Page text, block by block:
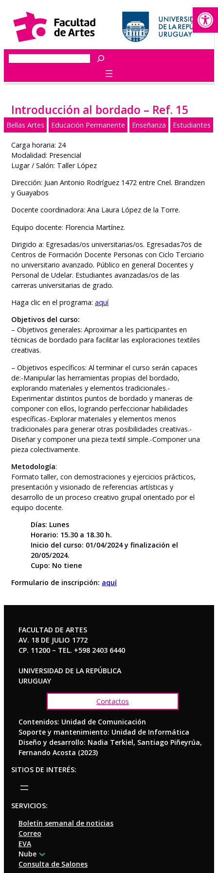
contenido
Buscar
Introducción al bordado – Ref. 15
Bellas Artes Educación Permanente Enseñanza Estudiantes
Carga horaria: 24
Modalidad: Presencial
Lugar / Salón: Taller López
Dirección: Juan Antonio Rodríguez 1472 entre Cnel. Brandzen
y Guayabos
Docente coordinadora: Ana Laura López de la Torre.
Equipo docente: Florencia Martínez.
Dirigido a: Egresadas/os universitarias/os. Egresadas7os de
Centros de Formación Docente Personas con Ciclo Terciario
no universitario avanzado. Público en general Docentes y
Personal de Udelar. Estudiantes avanzadas/os de las
carreras universitarias de grado.
Haga clic en el programa: aquí
Objetivos del curso:
– Objetivos generales: Aproximar a les participantes en
técnicas de bordado para facilitar las exploraciones textiles
creativas.
– Objetivos específicos: Al terminar el curso serán capaces
de:-Manipular las herramientas propias del bordado,
explorando materiales y elementos tradicionales.-
Experimentar distintos puntos de bordado y maneras de
componer con ellos, logrando perfeccionar habilidades
específicas.-Explorar materiales y elementos menos
tradicionales para generar otras posibilidades creativas.-
Diseñar y componer una pieza textil simple.-Componer una
pieza colectivamente.
Metodología:
Formato taller, con demostraciones y ejercicios prácticos,
presentación y visionado de referencias artísticas y
desarrollo de un proceso creativo grupal orientado por el
equipo docente.
Días: Lunes
Horario: 15.30 a 18.30 h.
Inicio del curso: 01/04/2024 y finalización el
20/05/2024.
Cupo: No tiene
Formulario de inscripción: aquí
FACULTAD DE ARTES
AV. 18 DE JULIO 1772
CP. 11200 – TEL. +598 2403 6440
UNIVERSIDAD DE LA REPÚBLICA
URUGUAY
Contactos
Contenidos: Unidad de Comunicación
Soporte y mantenimiento: Unidad de Informática
Diseño y desarrollo: Nadia Terkiel, Santiago Piñeyrúa,
Fernando Acosta (2023)
SITIOS DE INTERÉS:
SERVICIOS:
Boletín semanal de noticias
Correo
EVA
Nube
Consulta de Salones